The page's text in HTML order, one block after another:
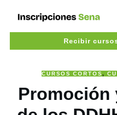
Recibir
CURSOS CORTOS,
Promoción